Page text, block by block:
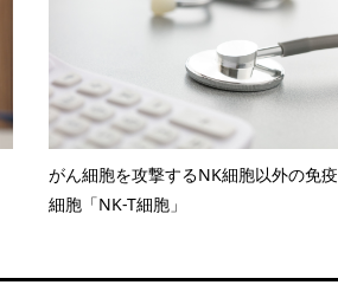
がん細胞を攻撃するNK細胞以外の免疫
細胞「NK-T細胞」